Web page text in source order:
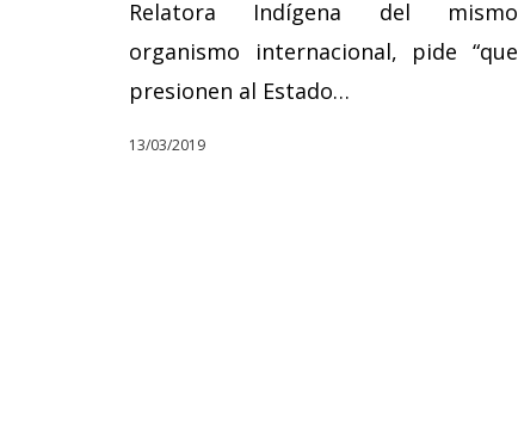
Relatora Indígena del mismo
organismo internacional, pide “que
presionen al Estado…
13/03/2019